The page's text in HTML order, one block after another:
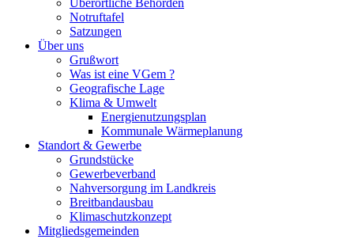
Überörtliche Behörden
Notruftafel
Satzungen
Über uns
Grußwort
Was ist eine VGem ?
Geografische Lage
Klima & Umwelt
Energienutzungsplan
Kommunale Wärmeplanung
Standort & Gewerbe
Grundstücke
Gewerbeverband
Nahversorgung im Landkreis
Breitbandausbau
Klimaschutzkonzept
Mitgliedsgemeinden